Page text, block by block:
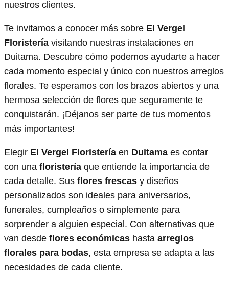
nuestros clientes.
Te invitamos a conocer más sobre El Vergel
Floristería visitando nuestras instalaciones en
Duitama. Descubre cómo podemos ayudarte a hacer
cada momento especial y único con nuestros arreglos
florales. Te esperamos con los brazos abiertos y una
hermosa selección de flores que seguramente te
conquistarán. ¡Déjanos ser parte de tus momentos
más importantes!
Elegir El Vergel Floristería en Duitama es contar
con una floristería que entiende la importancia de
cada detalle. Sus flores frescas y diseños
personalizados son ideales para aniversarios,
funerales, cumpleaños o simplemente para
sorprender a alguien especial. Con alternativas que
van desde flores económicas hasta arreglos
florales para bodas, esta empresa se adapta a las
necesidades de cada cliente.